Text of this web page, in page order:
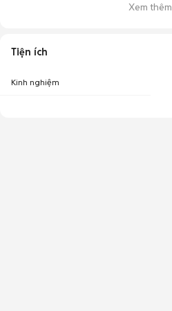
Xem thêm
Tiện ích
Kinh nghiệm